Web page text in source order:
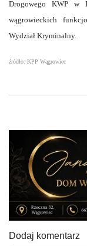
Drogowego KWP w
wągrowieckich
Wydział Kryminalny.
źródło: KPP Wągrowiec
Dodaj komentarz